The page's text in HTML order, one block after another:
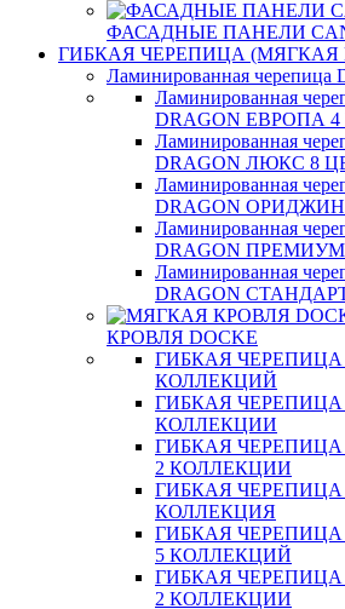
ФАСАДНЫЕ ПАНЕЛИ
ГИБКАЯ ЧЕРЕПИЦА (МЯГКАЯ
Ламинированная черепица
Ламинированная
DRAGON ЕВРОПА
Ламинированная
DRAGON ЛЮКС 8
Ламинированная
DRAGON
Ламинированная
DRAGON
Ламинированная
DRAGON
КРОВЛЯ DOCKE
ГИБКАЯ ЧЕРЕПИЦА
КОЛЛЕКЦИЙ
ГИБКАЯ ЧЕРЕПИЦА
КОЛЛЕКЦИИ
ГИБКАЯ
2 КОЛЛЕКЦИИ
ГИБКАЯ ЧЕРЕПИЦА
КОЛЛЕКЦИЯ
ГИБКАЯ
5 КОЛЛЕКЦИЙ
ГИБКАЯ ЧЕРЕПИЦА
2 КОЛЛЕКЦИИ